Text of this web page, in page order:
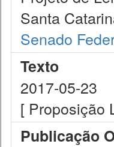
Santa
Senado
Texto
2017-05-23
[ Proposição
Publicação